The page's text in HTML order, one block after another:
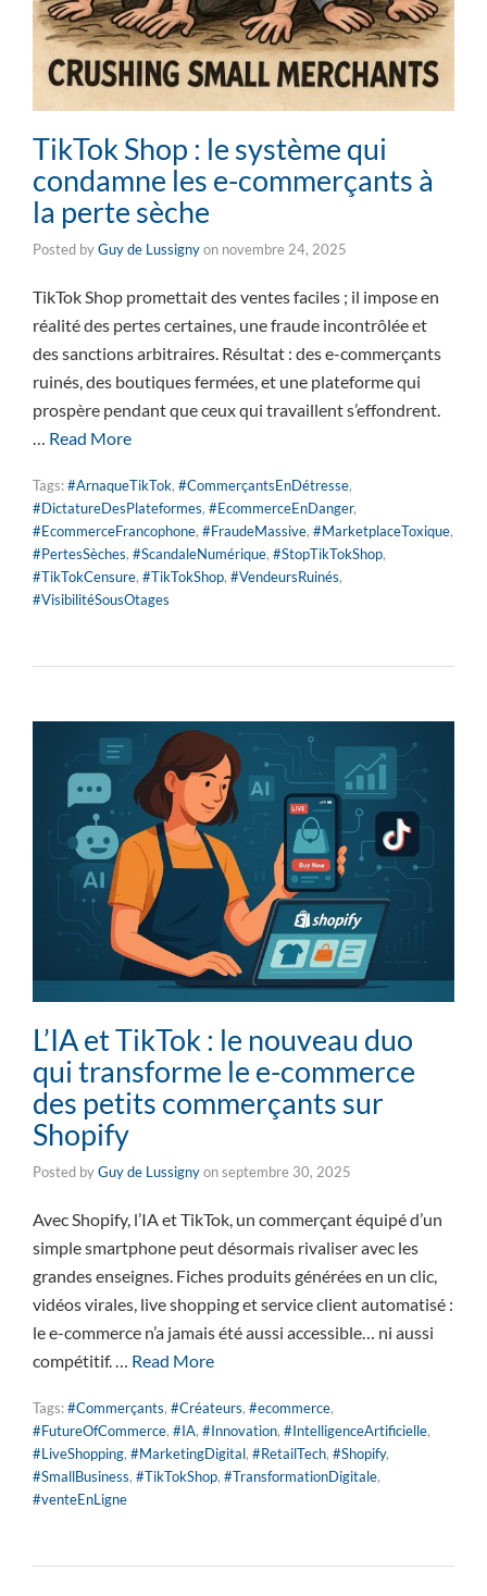
TikTok Shop : le système qui
condamne les e-commerçants à
la perte sèche
Posted byGuy de Lussignyon novembre 24, 2025
TikTok Shop promettait des ventes faciles ; il impose en
réalité des pertes certaines, une fraude incontrôlée et
des sanctions arbitraires. Résultat : des e-commerçants
ruinés, des boutiques fermées, et une plateforme qui
prospère pendant que ceux qui travaillent s’effondrent.
Read More
Tags:#ArnaqueTikTok, #CommerçantsEnDétresse,
#DictatureDesPlateformes, #EcommerceEnDanger,
#EcommerceFrancophone, #FraudeMassive, #MarketplaceToxique,
#PertesSèches, #ScandaleNumérique, #StopTikTokShop,
#TikTokCensure, #TikTokShop, #VendeursRuinés,
#VisibilitéSousOtages
L’IA et TikTok : le nouveau duo
qui transforme le e-commerce
des petits commerçants sur
Shopify
Posted byGuy de Lussignyonseptembre 30, 2025
Avec Shopify, l’IA et TikTok, un commerçant équipé d’un
simple smartphone peut désormais rivaliser avec les
grandes enseignes. Fiches produits générées en un clic,
vidéos virales, live shopping et service client automatisé :
le e-commerce n’a jamais été aussi accessible… ni aussi
compétitif. … Read More
Tags:#Commerçants, #Créateurs, #ecommerce,
#FutureOfCommerce, #IA, #Innovation, #IntelligenceArtificielle,
#LiveShopping, #MarketingDigital, #RetailTech, #Shopify,
#SmallBusiness, #TikTokShop, #TransformationDigitale,
#venteEnLigne